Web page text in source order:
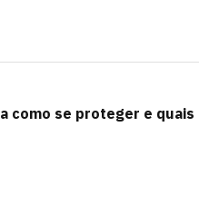
como se proteger e